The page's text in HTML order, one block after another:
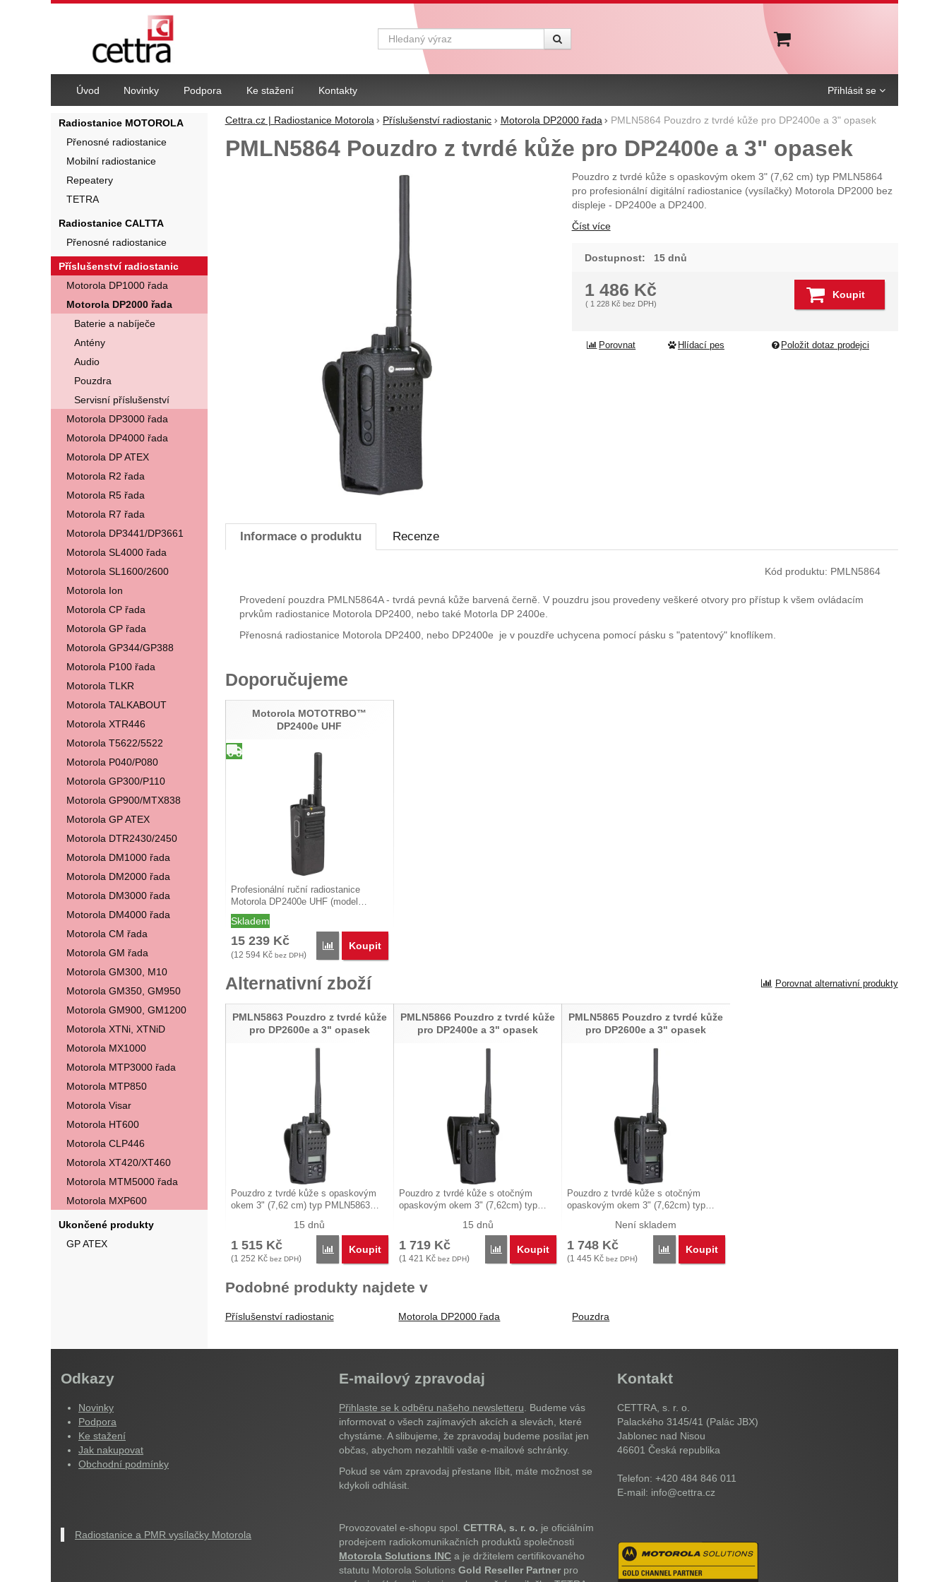
Cettra.cz | Radiostanice Motorola Příslušenství radiostanic Motorola DP2000 řada PMLN5864 Pouzdro z tvrdé kůže pro DP2400e a 3" opasek
PMLN5864 Pouzdro z tvrdé kůže pro DP2400e a 3" opasek
Pouzdro z tvrdé kůže s opaskovým okem 3" (7,62 cm) typ PMLN5864
pro profesionální digitální radiostanice (vysílačky) Motorola DP2000 bez
displeje - DP2400e a DP2400.
Číst více
Dostupnost: 15 dnů
1 486 Kč
(1 228 Kč bez DPH)
Koupit
Porovnat Hlídací pes Položit dotaz prodejci
Informace o produktu Recenze
Kód produktu: PMLN5864
Provedení pouzdra PMLN5864A - tvrdá pevná kůže barvená černě. V pouzdru jsou provedeny veškeré otvory pro přístup k všem ovládacím
prvkům radiostanice Motorola DP2400, nebo také Motorla DP 2400e.
Přenosná radiostanice Motorola DP2400, nebo DP2400e je v pouzdře uchycena pomocí pásku s "patentový" knoflíkem.
Doporučujeme
Motorola MOTOTRBO™
DP2400e UHF
Profesionální ruční radiostanice
Motorola DP2400e UHF (model…
Skladem
15 239 Kč
(12 594 Kč bez DPH)
Porovnat
Koupit
Alternativní zboží Porovnat alternativní produkty
PMLN5863 Pouzdro z tvrdé kůže
pro DP2600e a 3" opasek
Pouzdro z tvrdé kůže s opaskovým
okem 3" (7,62 cm) typ PMLN5863…
15 dnů
1 515 Kč
(1 252 Kč bez DPH)
Porovnat
Koupit
PMLN5866 Pouzdro z tvrdé kůže
pro DP2400e a 3" opasek
Pouzdro z tvrdé kůže s otočným
opaskovým okem 3" (7,62cm) typ…
15 dnů
1 719 Kč
(1 421 Kč bez DPH)
Porovnat
Koupit
PMLN5865 Pouzdro z tvrdé kůže
pro DP2600e a 3" opasek
Pouzdro z tvrdé kůže s otočným
opaskovým okem 3" (7,62cm) typ…
Není skladem
1 748 Kč
(1 445 Kč bez DPH)
Porovnat
Koupit
Podobné produkty najdete v
Příslušenství radiostanic Motorola DP2000 řada Pouzdra
Radiostanice MOTOROLA
Přenosné radiostanice
Mobilní radiostanice
Repeatery
TETRA
Radiostanice CALTTA
Přenosné radiostanice
Příslušenství radiostanic
Motorola DP1000 řada
Motorola DP2000 řada
Baterie a nabíječe
Antény
Audio
Pouzdra
Servisní příslušenství
Motorola DP3000 řada
Motorola DP4000 řada
Motorola DP ATEX
Motorola R2 řada
Motorola R5 řada
Motorola R7 řada
Motorola DP3441/DP3661
Motorola SL4000 řada
Motorola SL1600/2600
Motorola Ion
Motorola CP řada
Motorola GP řada
Motorola GP344/GP388
Motorola P100 řada
Motorola TLKR
Motorola TALKABOUT
Motorola XTR446
Motorola T5622/5522
Motorola P040/P080
Motorola GP300/P110
Motorola GP900/MTX838
Motorola GP ATEX
Motorola DTR2430/2450
Motorola DM1000 řada
Motorola DM2000 řada
Motorola DM3000 řada
Motorola DM4000 řada
Motorola CM řada
Motorola GM řada
Motorola GM300, M10
Motorola GM350, GM950
Motorola GM900, GM1200
Motorola XTNi, XTNiD
Motorola MX1000
Motorola MTP3000 řada
Motorola MTP850
Motorola Visar
Motorola HT600
Motorola CLP446
Motorola XT420/XT460
Motorola MTM5000 řada
Motorola MXP600
Ukončené produkty
GP ATEX
Navigace
Úvod Novinky Podpora Ke stažení Kontakty Přihlásit se
Vyhledávání
Odkazy
Novinky
Podpora
Ke stažení
Jak nakupovat
Obchodní podmínky
Radiostanice a PMR vysílačky Motorola
E-mailový zpravodaj
Přihlaste se k odběru našeho newsletteru . Budeme vás
informovat o všech zajímavých akcích a slevách, které
chystáme. A slibujeme, že zpravodaj budeme posílat jen
občas, abychom nezahltili vaše e-mailové schránky.
Pokud se vám zpravodaj přestane líbit, máte možnost se
kdykoli odhlásit.
Provozovatel e-shopu spol. CETTRA, s. r. o. je oficiálním
prodejcem radiokomunikačních produktů společnosti
Motorola Solutions INCa je držitelem certifikovaného
statutu Motorola Solutions Gold Reseller Partnerpro
Kontakt
CETTRA, s. r. o.
Palackého 3145/41 (Palác JBX)
Jablonec nad Nisou
46601 Česká republika
Telefon: +420 484 846 011
E-mail: info@cettra.cz